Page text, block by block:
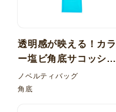
透明感が映える！カラ
ー塩ビ角底サコッシュ
バッグ
ノベルティバッグ
角底